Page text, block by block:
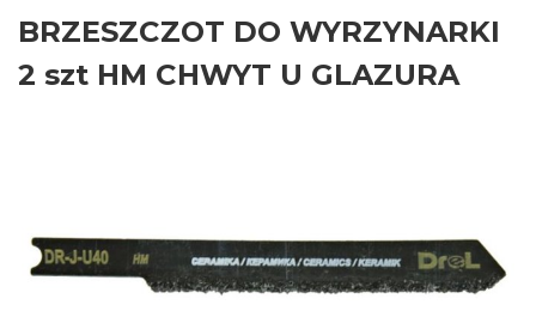
BRZESZCZOT DO WYRZYNARKI
2 szt HM CHWYT U GLAZURA